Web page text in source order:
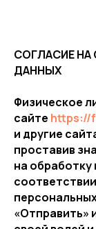
СОГЛАСИЕ
ДАННЫХ
Физическое
сайте https://
и другие
проставив
на
«Отправить»